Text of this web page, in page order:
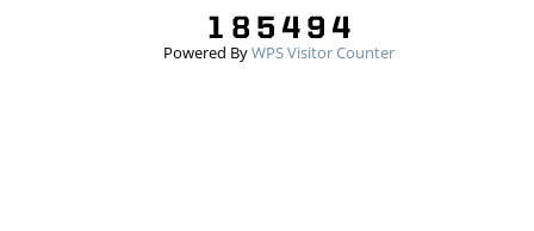
Powered ByWPS Visitor Counter